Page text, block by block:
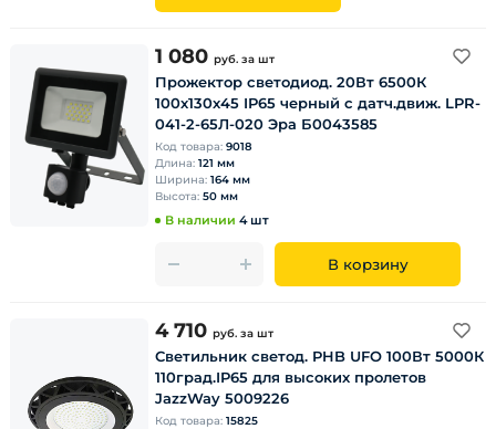
1 080 руб. за шт
Прожектор светодиод. 20Вт 6500К
100х130х45 IP65 черный с датч.движ. LPR-
041-2-65Л-020 Эра Б0043585
Код товара: 9018
Длина: 121 мм
Ширина: 164 мм
Высота: 50 мм
В наличии 4 шт
В корзину
4 710 руб. за шт
Светильник светод. PHB UFO 100Вт 5000К
110град.IP65 для высоких пролетов
JazzWay 5009226
Код товара: 15825